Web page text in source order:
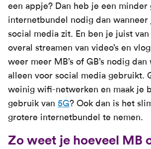
een appje? Dan heb je een minder
internetbundel nodig dan wanneer
social media zit. En ben je juist
overal streamen van video’s en
weer meer MB’s of GB’s nodig
alleen voor social media gebruikt.
weinig wifi-netwerken en maak je
gebruik van 5G? Ook dan is het
grotere internetbundel te nemen.
Zo weet je hoeveel MB